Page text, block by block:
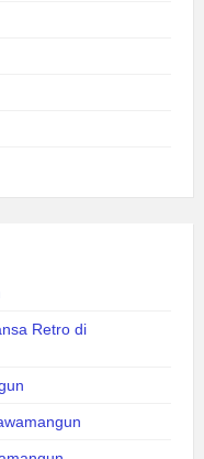
Retro di